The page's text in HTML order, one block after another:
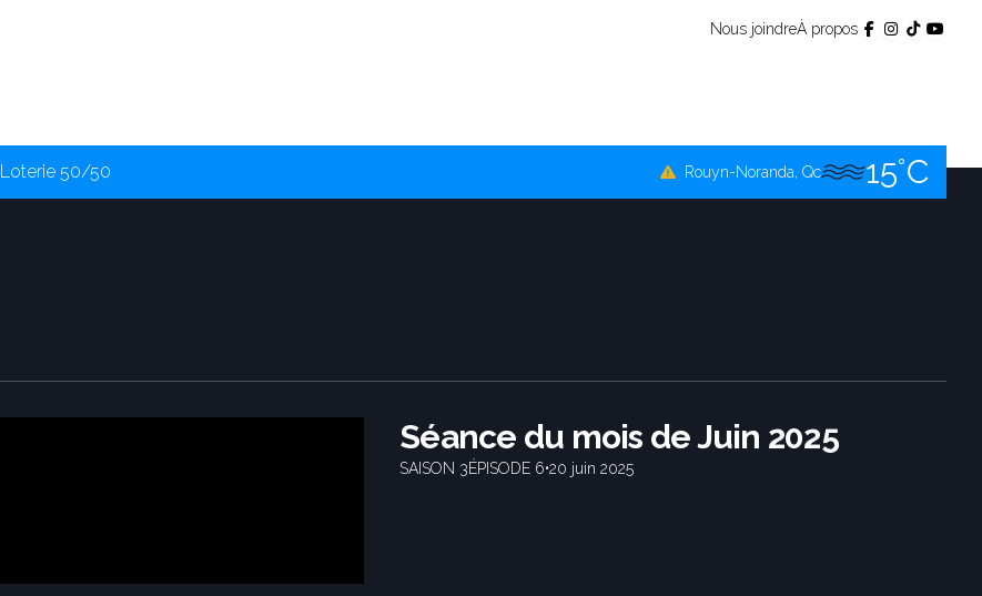
Nous joindreÀ propos
Loterie 50/50
Témiscamingue, Qc 16°C
Rouyn-Noranda, Qc 15°C
Séance du mois de Juin 2025
SAISON 3ÉPISODE 6•20 juin 2025